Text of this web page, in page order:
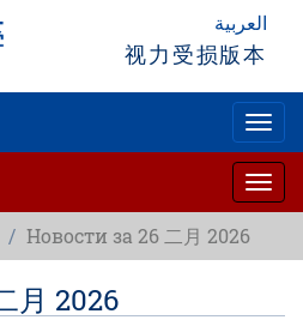
العربية
视力受损版本
Новости за 26 二月 2026
月 2026